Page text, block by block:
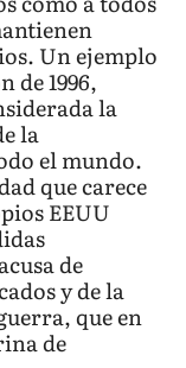
Un ejemplo
de 1996,
la
la
el mundo.
que carece
EEUU
de
y de la
que en
de